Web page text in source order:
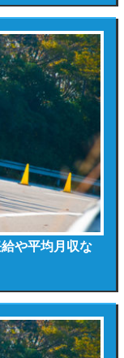
や平均月収な